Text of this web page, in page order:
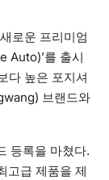
로운 프리미엄
Auto)’를 출시
다 높은 포지셔
브랜드와
등록을 마쳤다.
고급 제품을 제